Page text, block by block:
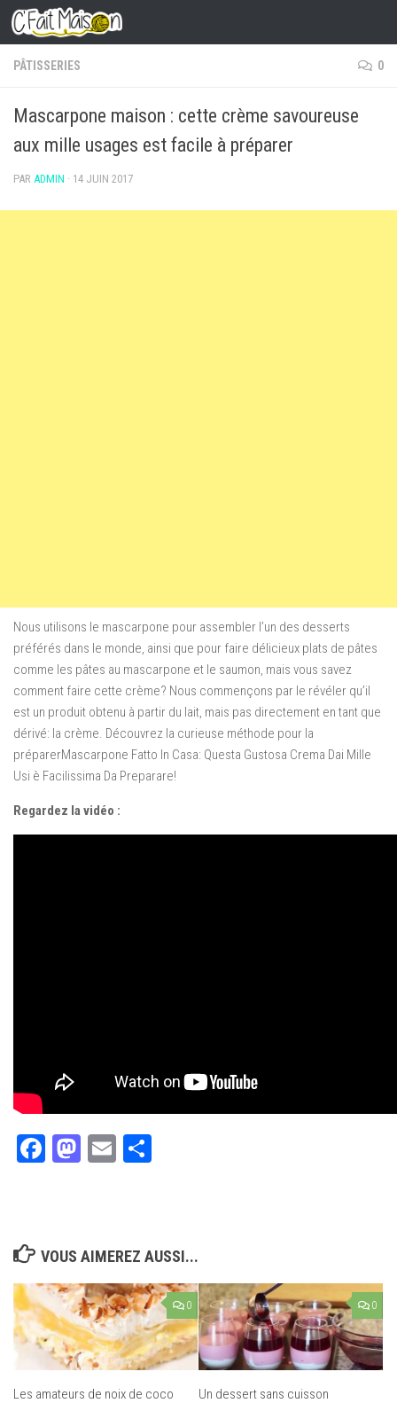
Skip to content
PÂTISSERIES 0
Mascarpone maison : cette crème savoureuse
aux mille usages est facile à préparer
PAR ADMIN · 14 JUIN 2017
Nous utilisons le mascarpone pour assembler l’un des desserts
préférés dans le monde, ainsi que pour faire délicieux plats de pâtes
comme les pâtes au mascarpone et le saumon, mais vous savez
comment faire cette crème? Nous commençons par le révéler qu’il
est un produit obtenu à partir du lait, mais pas directement en tant que
dérivé: la crème. Découvrez la curieuse méthode pour la
préparerMascarpone Fatto In Casa: Questa Gustosa Crema Dai Mille
Usi è Facilissima Da Preparare!
Regardez la vidéo :
Facebook
Mastodon
Email
VOUS AIMEREZ AUSSI...
0
Les amateurs de noix de coco
0
Un dessert sans cuisson